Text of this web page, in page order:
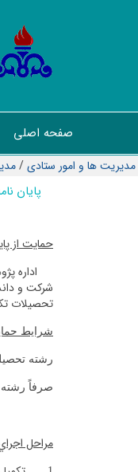
صفحه اصلی
مدیریت ها و امور ستادی/
پايان
حمايت از
اداره
شركت و
تحصيلات
شرايط
رشته
صرفاً رشته
مراحل